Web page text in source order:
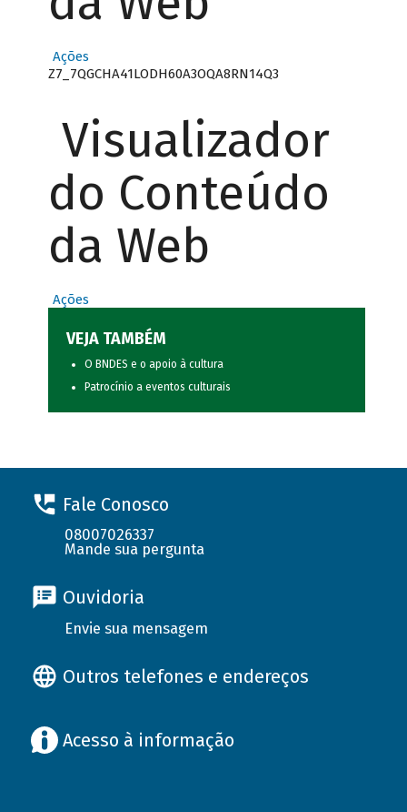
Ações
Z7_7QGCHA41LODH60A3OQA8RN14Q3
Visualizador
do Conteúdo
da Web
Ações
VEJA TAMBÉM
O BNDES e o apoio à cultura
Patrocínio a eventos culturais
Fale Conosco
08007026337
Mande sua pergunta
Ouvidoria
Envie sua mensagem
Outros telefones e endereços
Acesso à informação